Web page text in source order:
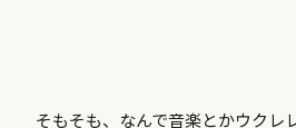
そもそも、なんで音楽とかウクレ